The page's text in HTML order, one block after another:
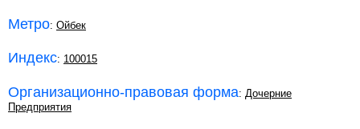
Метро: Ойбек
Индекс: 100015
Организационно-правовая форма: Дочерние
Предприятия